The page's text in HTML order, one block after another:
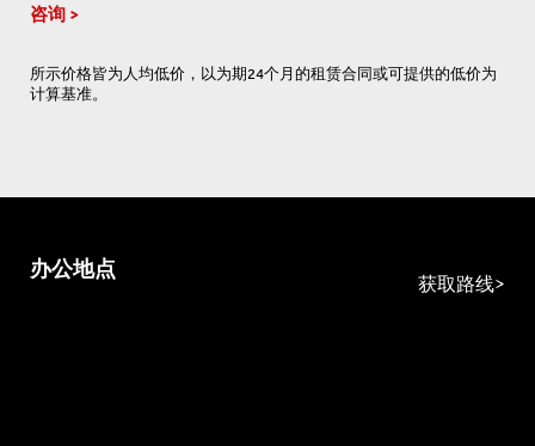
咨询
所示价格皆为人均低价，以为期24个月的租赁合同或可提供的低价为
计算基准。
办公地点
获取路线